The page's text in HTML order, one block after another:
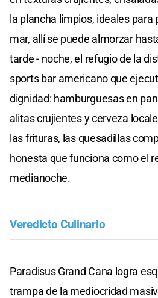
la plancha limpios, ideales para
mar, allí se puede almorzar
tarde - noche, el refugio de la
sports bar americano que
dignidad: hamburguesas en
alitas crujientes y cerveza
las frituras, las quesadillas
honesta que funciona como el
medianoche.
Veredicto Culinario
Paradisus Grand Cana logra
trampa de la mediocridad